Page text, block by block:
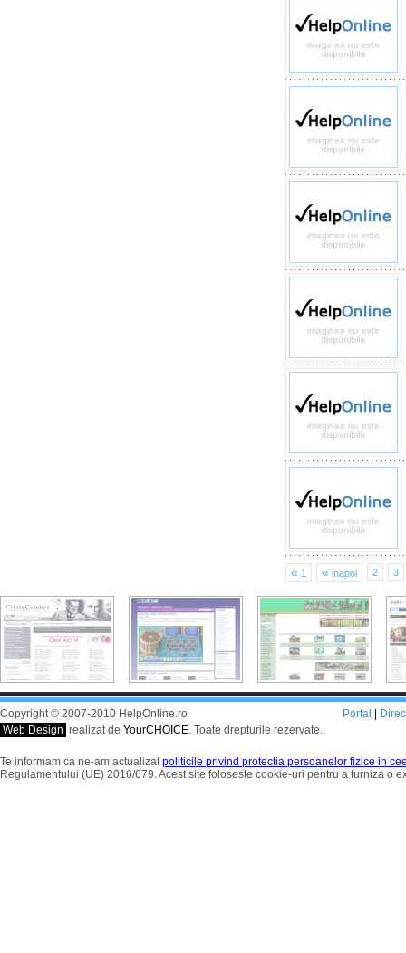
« 1 « inapoi 2 3
Copyright © 2007-2010 HelpOnline.ro
Web Design realizat de YourCHOICE. Toate drepturile rezervate.
Portal
Te informam ca ne-am actualizatpoliticile privind protectia persoanelor fizice in
Regulamentului (UE) 2016/679. Acest site foloseste cookie-uri pentru a furniza o